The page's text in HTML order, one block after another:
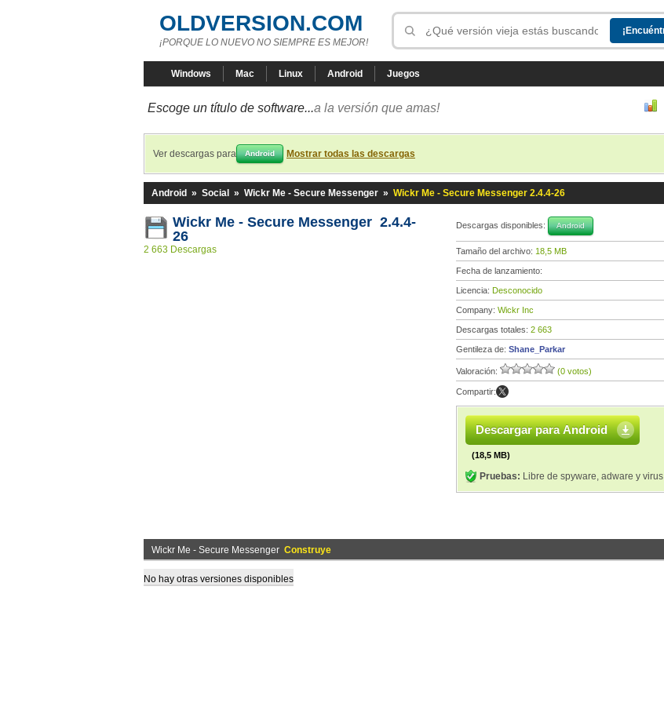
OLDVERSION.COM
¡PORQUE LO NUEVO NO SIEMPRE ES MEJOR!
Windows Mac Linux Android Juegos
Escoge un título de software...a la versión que amas!
Ver descargas para Android Mostrar todas las descargas
Android » Social » Wickr Me - Secure Messenger » Wickr Me - Secure Messenger 2.4.4-26
Wickr Me - Secure Messenger 2.4.4-
26
2 663 Descargas
Descargas disponibles: Android
Tamaño del archivo: 18,5 MB
Fecha de lanzamiento:
Licencia: Desconocido
Company: Wickr Inc
Descargas totales: 2 663
Gentileza de: Shane_Parkar
Valoración: (0 votos)
Compartir:
Descargar para Android
(18,5 MB)
Pruebas: Libre de spyware, adware y virus
Wickr Me - Secure Messenger Construye
No hay otras versiones disponibles